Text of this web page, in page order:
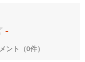
-
ント（0件）